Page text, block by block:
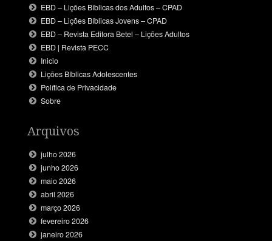
EBD – Lições Bíblicas dos Adultos – CPAD
EBD – Lições Bíblicas Jovens – CPAD
EBD – Revista Editora Betel – Lições Adultos
EBD | Revista PECC
Inicio
Lições Bíblicas Adolescentes
Política de Privacidade
Sobre
Arquivos
julho 2026
junho 2026
maio 2026
abril 2026
março 2026
fevereiro 2026
janeiro 2026